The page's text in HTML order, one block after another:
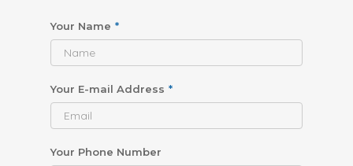
Your Name *
Your E-mail Address *
Your Phone Number